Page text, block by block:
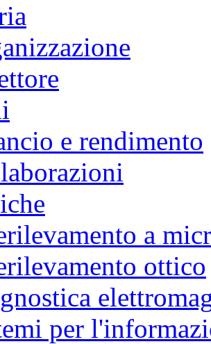
e rendimento
a
ottico
per